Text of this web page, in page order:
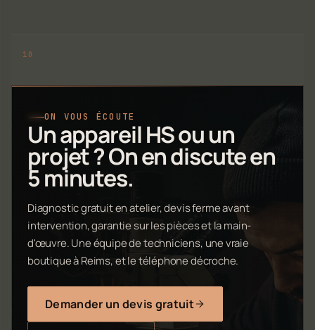
ON VOUS ÉCOUTE
Un appareil HS ou un
projet ? On en discute en
5 minutes.
Diagnostic gratuit en atelier, devis ferme avant
intervention, garantie sur les pièces et la main-
d'œuvre. Une équipe de techniciens, une vraie
boutique à Reims, et le téléphone décroche.
Demander un devis gratuit